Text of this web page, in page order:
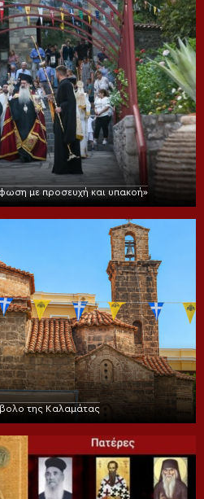
με προσευχή και υπακοή»
της Καλαμάτας